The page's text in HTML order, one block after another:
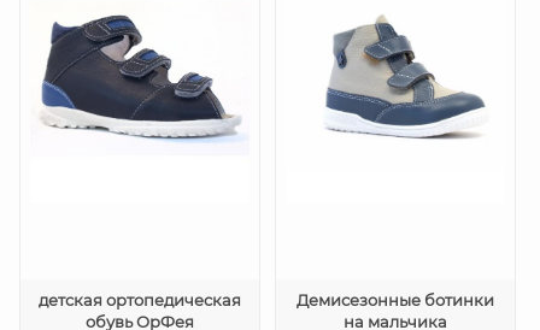
детская ортопедическая
обувь ОрФея
Демисезонные ботинки
на мальчика